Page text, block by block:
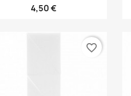
4,50 €
favorite_border